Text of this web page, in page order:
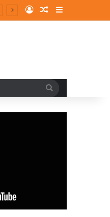
Log InRandom Article
Sidebar